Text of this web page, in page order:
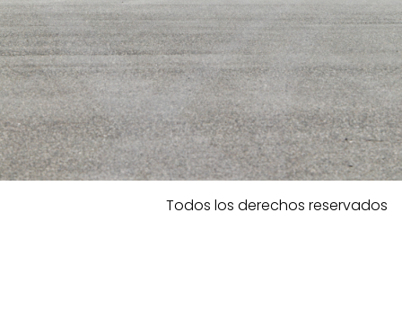
Todos los derechos reservados